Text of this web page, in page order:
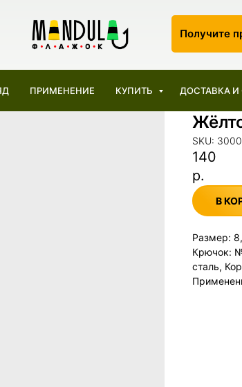
Получите
ПРИМЕНЕНИЕ КУПИТЬ ДОСТАВКА И
SKU:
140
р.
В
Размер:
Крючок:
сталь,